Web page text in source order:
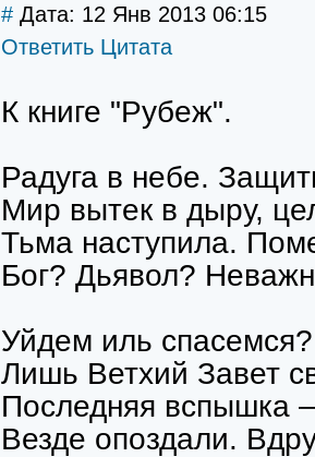
# Дата: 12 Янв 2013 06:15
Ответить Цитата
К книге "Рубеж".
Радуга в небе.
Мир вытек в дыру,
Тьма наступила.
Бог? Дьявол?
Уйдем иль
Лишь Ветхий Завет
Последняя вспышка
Везде опоздали.